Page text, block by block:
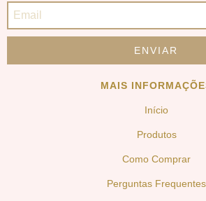
MAIS
Início
Produtos
Como Comprar
Perguntas Frequentes